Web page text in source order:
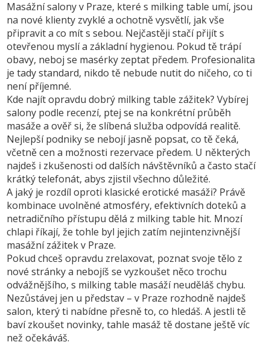
Masážní salony v Praze, které s milking table umí, jsou
na nové klienty zvyklé a ochotně vysvětlí, jak vše
připravit a co mít s sebou. Nejčastěji stačí přijít s
otevřenou myslí a základní hygienou. Pokud tě trápí
obavy, neboj se masérky zeptat předem. Profesionalita
je tady standard, nikdo tě nebude nutit do ničeho, co ti
není příjemné.
Kde najít opravdu dobrý milking table zážitek? Vybírej
salony podle recenzí, ptej se na konkrétní průběh
masáže a ověř si, že slíbená služba odpovídá realitě.
Nejlepší podniky se nebojí jasně popsat, co tě čeká,
včetně cen a možnosti rezervace předem. U některých
najdeš i zkušenosti od dalších návštěvníků a často stačí
krátký telefonát, abys zjistil všechno důležité.
A jaký je rozdíl oproti klasické erotické masáži? Právě
kombinace uvolněné atmosféry, efektivních doteků a
netradičního přístupu dělá z milking table hit. Mnozí
chlapi říkají, že tohle byl jejich zatím nejintenzivnější
masážní zážitek v Praze.
Pokud chceš opravdu zrelaxovat, poznat svoje tělo z
nové stránky a nebojíš se vyzkoušet něco trochu
odvážnějšího, s milking table masáží neuděláš chybu.
Nezůstávej jen u představ – v Praze rozhodně najdeš
salon, který ti nabídne přesně to, co hledáš. A jestli tě
baví zkoušet novinky, tahle masáž tě dostane ještě víc
než očekáváš.